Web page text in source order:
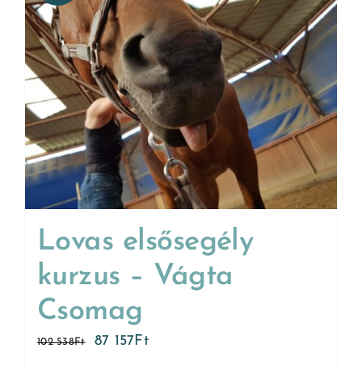
Lovas elsősegély
kurzus – Vágta
Csomag
102 538Ft 87 157Ft